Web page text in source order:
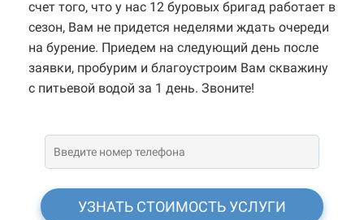
счет того, что у нас 12 буровых бригад работает в
сезон, Вам не придется неделями ждать очереди
на бурение. Приедем на следующий день после
заявки, пробурим и благоустроим Вам скважину
с питьевой водой за 1 день. Звоните!
УЗНАТЬ СТОИМОСТЬ УСЛУГИ